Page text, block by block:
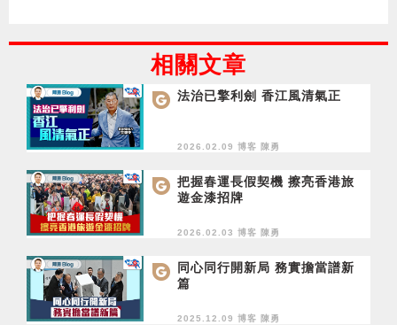
相關文章
法治已擎利劍 香江風清氣正
2026.02.09 博客 陳勇
把握春運長假契機 擦亮香港旅
遊金漆招牌
2026.02.03 博客 陳勇
同心同行開新局 務實擔當譜新
篇
2025.12.09 博客 陳勇